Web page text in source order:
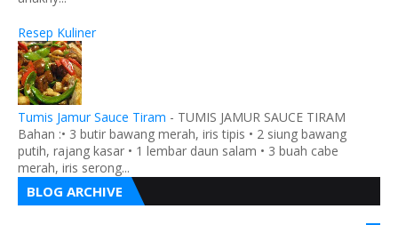
Resep Kuliner
Tumis Jamur Sauce Tiram - TUMIS JAMUR SAUCE TIRAM
Bahan :• 3 butir bawang merah, iris tipis • 2 siung bawang
putih, rajang kasar • 1 lembar daun salam • 3 buah cabe
merah, iris serong...
BLOG ARCHIVE